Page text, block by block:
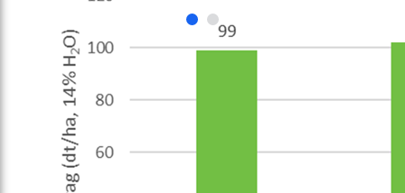
COMPLEX 14/10/20 +11SO₃
Mehr erfahren